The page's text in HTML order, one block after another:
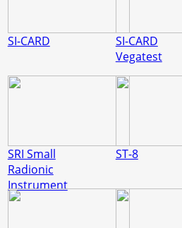
SI-CARD
SI-CARD
Vegatest
SRI Small
Radionic
Instrument
ST-8